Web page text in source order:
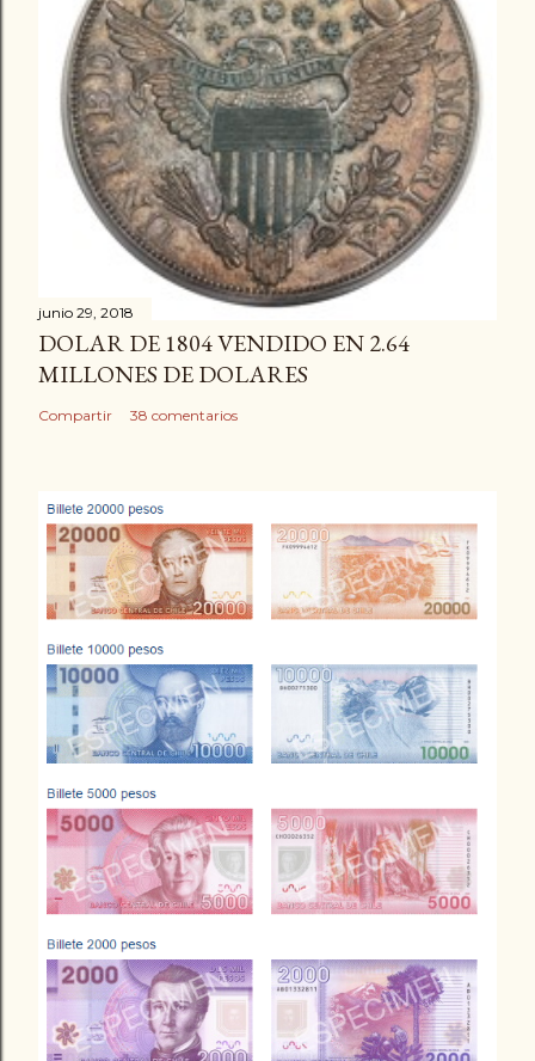
junio 29, 2018
DOLAR DE 1804 VENDIDO EN 2.64
MILLONES DE DOLARES
Compartir 38 comentarios